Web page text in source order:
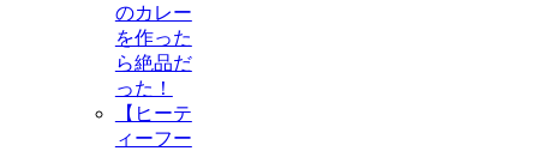
のカレー
を作った
ら絶品だ
った！
【ヒーテ
ィーフー